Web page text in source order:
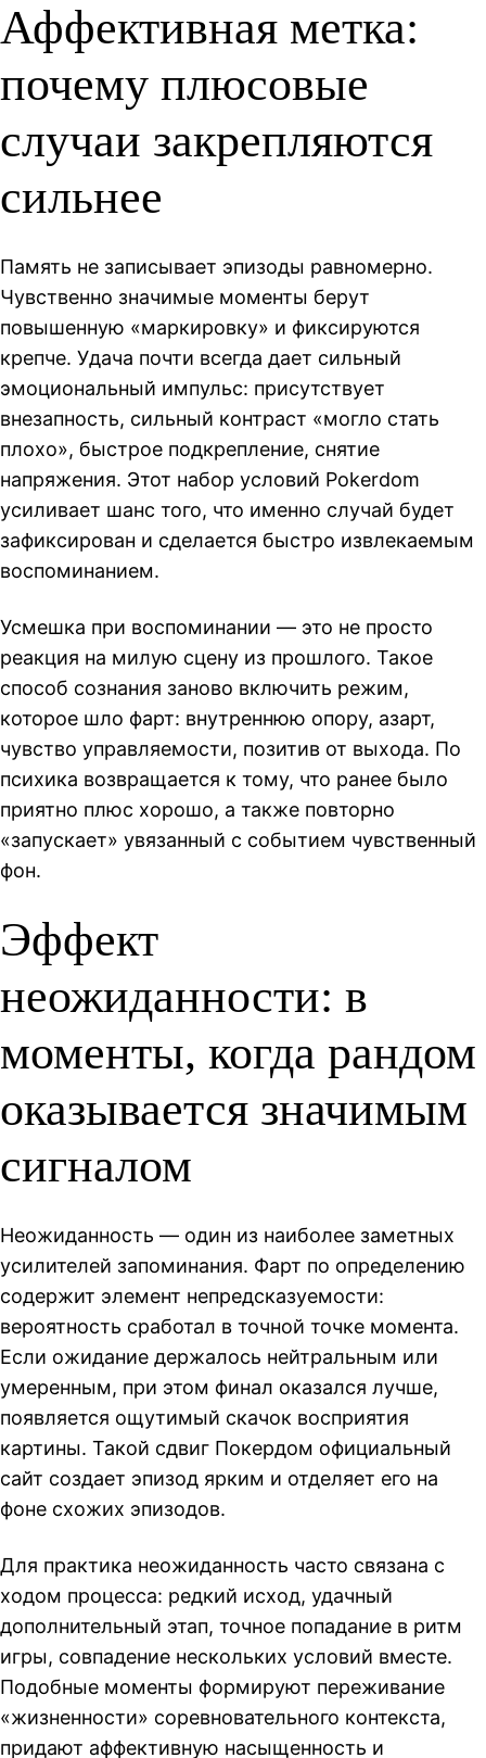
Аффективная метка:
почему плюсовые
случаи закрепляются
сильнее
Память не записывает эпизоды равномерно.
Чувственно значимые моменты берут
повышенную «маркировку» и фиксируются
крепче. Удача почти всегда дает сильный
эмоциональный импульс: присутствует
внезапность, сильный контраст «могло стать
плохо», быстрое подкрепление, снятие
напряжения. Этот набор условий Pokerdom
усиливает шанс того, что именно случай будет
зафиксирован и сделается быстро извлекаемым
воспоминанием.
Усмешка при воспоминании — это не просто
реакция на милую сцену из прошлого. Такое
способ сознания заново включить режим,
которое шло фарт: внутреннюю опору, азарт,
чувство управляемости, позитив от выхода. По
психика возвращается к тому, что ранее было
приятно плюс хорошо, а также повторно
«запускает» увязанный с событием чувственный
фон.
Эффект
неожиданности: в
моменты, когда рандом
оказывается значимым
сигналом
Неожиданность — один из наиболее заметных
усилителей запоминания. Фарт по определению
содержит элемент непредсказуемости:
вероятность сработал в точной точке момента.
Если ожидание держалось нейтральным или
умеренным, при этом финал оказался лучше,
появляется ощутимый скачок восприятия
картины. Такой сдвиг Покердом официальный
сайт создает эпизод ярким и отделяет его на
фоне схожих эпизодов.
Для практика неожиданность часто связана с
ходом процесса: редкий исход, удачный
дополнительный этап, точное попадание в ритм
игры, совпадение нескольких условий вместе.
Подобные моменты формируют переживание
«жизненности» соревновательного контекста,
придают аффективную насыщенность и